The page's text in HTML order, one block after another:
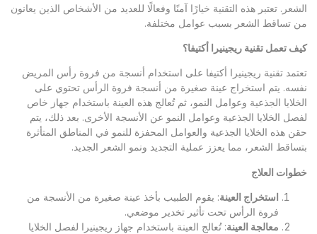
الشعر. تعتبر هذه التقنية خيارًا آمنًا وفعالًا للعديد من الأشخاص الذين يعانون
من تساقط الشعر بسبب عوامل مختلفة.
كيف تعمل تقنية ريجينيرا أكتيفا؟
تعتمد تقنية ريجينيرا أكتيفا على استخدام أنسجة من فروة رأس المريض
نفسه. يتم استخراج عينة صغيرة من أنسجة فروة الرأس تحتوي على
الخلايا الجذعية وعوامل النمو، ثم تُعالج هذه العينة باستخدام جهاز خاص
لفصل الخلايا الجذعية وعوامل النمو عن الأنسجة الأخرى. بعد ذلك، يتم
حقن هذه الخلايا الجذعية والعوامل المحفزة للنمو في المناطق المتأثرة
بتساقط الشعر، مما يعزز عملية التجديد ونمو الشعر الجديد.
خطوات العلاج
استخراج العينة: يقوم الطبيب بأخذ عينة صغيرة من الأنسجة من
فروة الرأس تحت تأثير تخدير موضعي.
معالجة العينة: تُعالج العينة باستخدام جهاز ريجينيرا لفصل الخلايا